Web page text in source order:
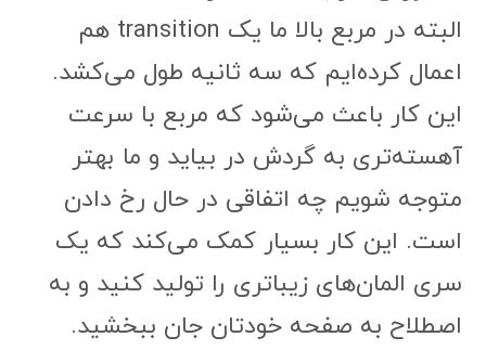
البته در مربع بالا ما یک transition هم
اعمال کرده‌ایم که سه ثانیه طول می‌کشد.
این کار باعث می‌شود که مربع با سرعت
آهسته‌تری به گردش در بیاید و ما بهتر
متوجه شویم چه اتفاقی در حال رخ دادن
است. این کار بسیار کمک می‌کند که یک
سری المان‌های زیباتری را تولید کنید و به
اصطلاح به صفحه خودتان جان ببخشید.